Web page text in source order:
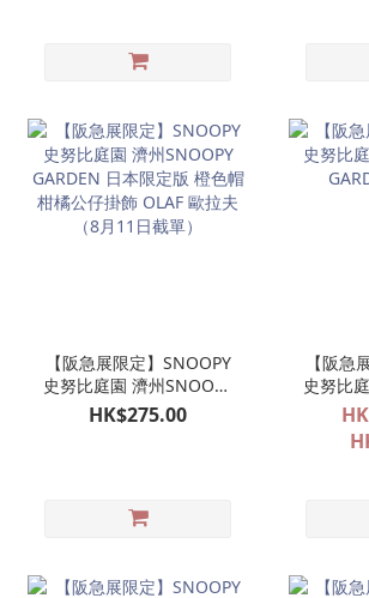
【阪急展限定】SNOOPY
史努比庭園 濟州SNOOPY
GARDEN 日本限定版 橙色
HK$275.00
【阪急
史努比